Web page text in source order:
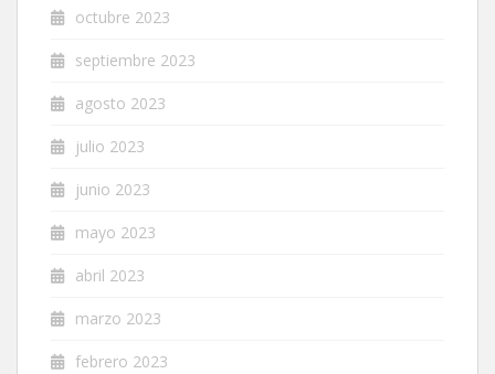
octubre 2023
septiembre 2023
agosto 2023
julio 2023
junio 2023
mayo 2023
abril 2023
marzo 2023
febrero 2023